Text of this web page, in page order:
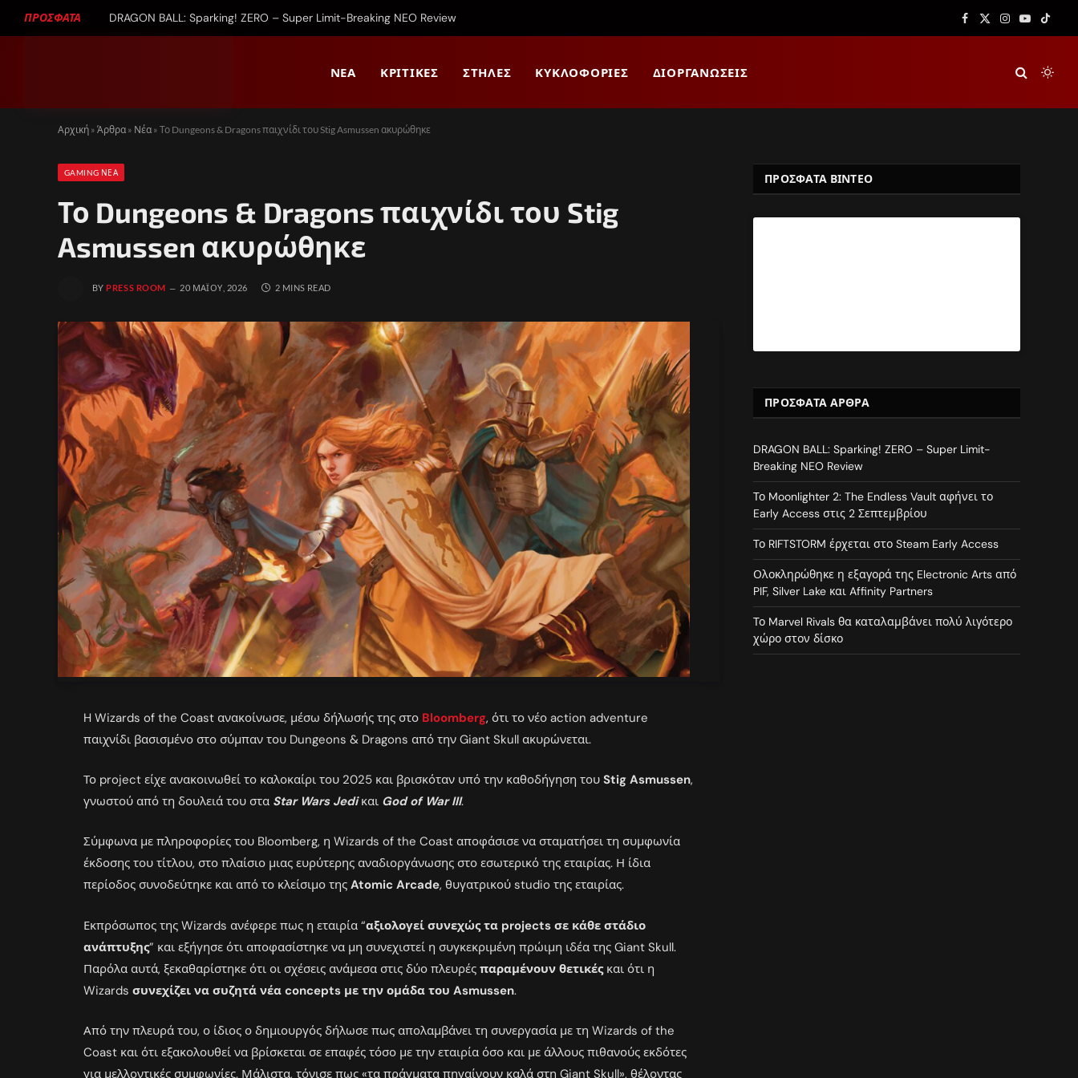
ΠΡΟΣΦΑΤΑ DRAGON BALL: Sparking! ZERO – Super Limit-Breaking NEO Review Facebook
X
Instagram
YouTube
TikTok
ΝΈΑ ΚΡΙΤΙΚΈΣ ΣΤΉΛΕΣ ΚΥΚΛΟΦΟΡΊΕΣ ΔΙΟΡΓΑΝΏΣΕΙΣ
Αρχική » Άρθρα » Νέα » Το Dungeons & Dragons παιχνίδι του Stig Asmussen ακυρώθηκε
GAMING ΝΈΑ
Το Dungeons & Dragons παιχνίδι του Stig
Asmussen ακυρώθηκε
BY PRESS ROOM 20 ΜΑΪ́ΟΥ, 2026 2 MINS READ
H Wizards of the Coast ανακοίνωσε, μέσω δήλωσής της στο Bloomberg, ότι το νέο action adventure
παιχνίδι βασισμένο στο σύμπαν του Dungeons & Dragons από την Giant Skull ακυρώνεται.
Το project είχε ανακοινωθεί το καλοκαίρι του 2025 και βρισκόταν υπό την καθοδήγηση τουStig Asmussen,
γνωστού από τη δουλειά του στα Star Wars Jediκαι God of War III.
Σύμφωνα με πληροφορίες του Bloomberg, η Wizards of the Coast αποφάσισε να σταματήσει τη συμφωνία
έκδοσης του τίτλου, στο πλαίσιο μιας ευρύτερης αναδιοργάνωσης στο εσωτερικό της εταιρίας. Η ίδια
περίοδος συνοδεύτηκε και από το κλείσιμο τηςAtomic Arcade, θυγατρικού studio της εταιρίας.
Εκπρόσωπος της Wizards ανέφερε πως η εταιρία “αξιολογεί συνεχώς τα projects σε κάθε στάδιο
ανάπτυξης” και εξήγησε ότι αποφασίστηκε να μη συνεχιστεί η συγκεκριμένη πρώιμη ιδέα της Giant Skull.
Παρόλα αυτά, ξεκαθαρίστηκε ότι οι σχέσεις ανάμεσα στις δύο πλευρέςπαραμένουν θετικέςκαι ότι η
Wizardsσυνεχίζει να συζητά νέα concepts με την ομάδα του Asmussen.
Από την πλευρά του, ο ίδιος ο δημιουργός δήλωσε πως απολαμβάνει τη συνεργασία με τη Wizards of the
Coast και ότι εξακολουθεί να βρίσκεται σε επαφές τόσο με την εταιρία όσο και με άλλους πιθανούς εκδότες
για μελλοντικές συμφωνίες. Μάλιστα, τόνισε πως «τα πράγματα πηγαίνουν καλά στη Giant Skull», θέλοντας
ΠΡΟΣΦΑΤΑ ΒΙΝΤΕΟ
ΠΡΌΣΦΑΤΑ ΆΡΘΡΑ
DRAGON BALL: Sparking! ZERO – Super Limit-
Breaking NEO Review
Το Moonlighter 2: The Endless Vault αφήνει το
Early Access στις 2 Σεπτεμβρίου
Το RIFTSTORM έρχεται στο Steam Early Access
Ολοκληρώθηκε η εξαγορά της Electronic Arts από
PIF, Silver Lake και Affinity Partners
Το Marvel Rivals θα καταλαμβάνει πολύ λιγότερο
χώρο στον δίσκο